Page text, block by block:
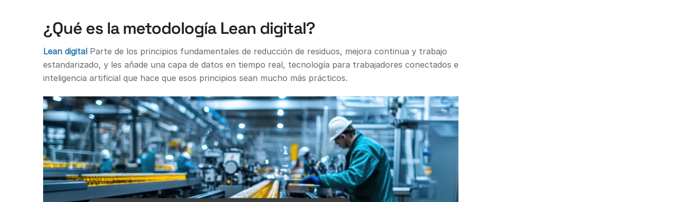
¿Qué es la metodología Lean digital?
Lean digitalParte de los principios fundamentales de reducción de residuos, mejora continua y trabajo
estandarizado, y les añade una capa de datos en tiempo real, tecnología para trabajadores conectados e
inteligencia artificial que hace que esos principios sean mucho más prácticos.